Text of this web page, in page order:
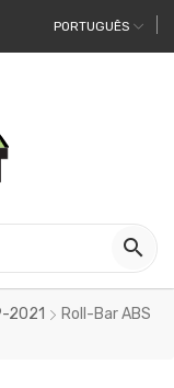
PORTUGUÊS

2021
Roll-Bar ABS